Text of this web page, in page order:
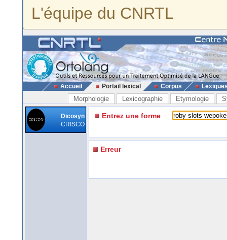
L'équipe du CNRTL
Accueil Portail lexical Corpus
Morphologie Lexicographie Etymologie
Dicosyn
CRISCO
Entrez une forme
Erreur